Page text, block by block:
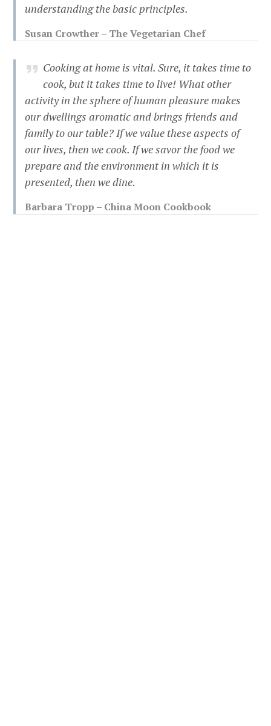
understanding the basic principles.
Susan Crowther – The Vegetarian Chef
Cooking at home is vital. Sure, it takes time to
cook, but it takes time to live! What other
activity in the sphere of human pleasure makes
our dwellings aromatic and brings friends and
family to our table? If we value these aspects of
our lives, then we cook. If we savor the food we
prepare and the environment in which it is
presented, then we dine.
Barbara Tropp – China Moon Cookbook